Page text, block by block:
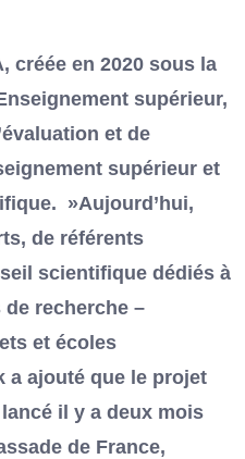
créée en 2020 sous la
supérieur,
et de
supérieur et
»Aujourd’hui,
de référents
scientifique dédiés à
de recherche –
et écoles
a ajouté que le projet
il y a deux mois
de France,